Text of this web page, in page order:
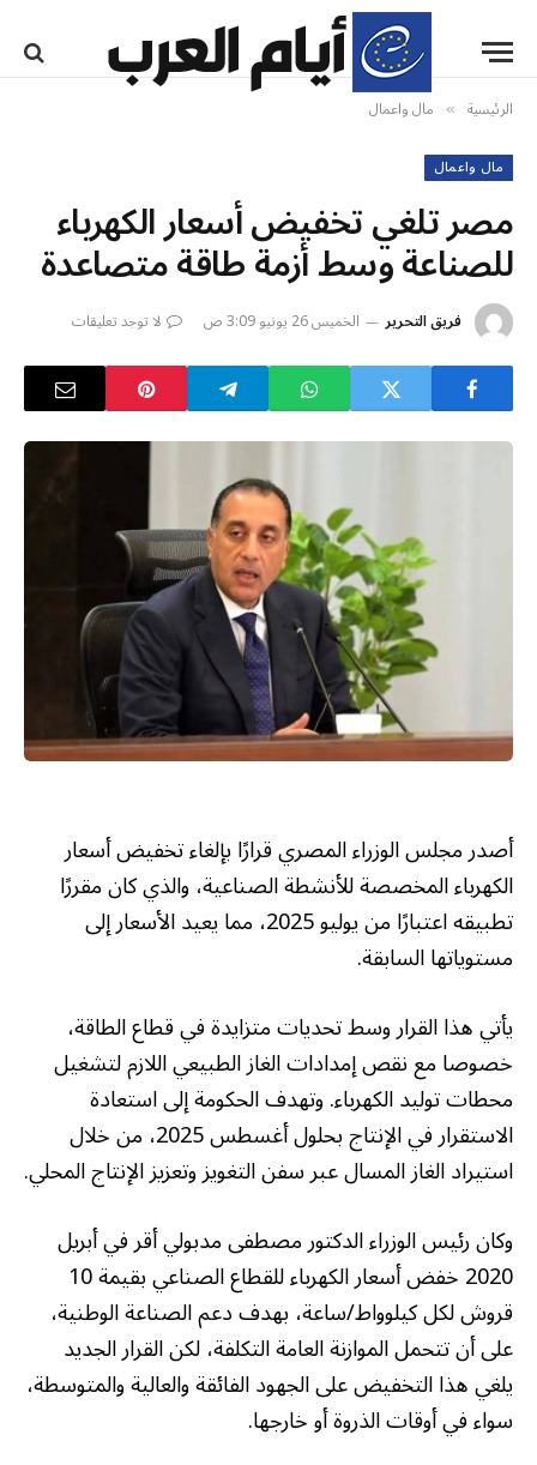
الرئيسية » مال واعمال
مال واعمال
مصر تلغي تخفيض أسعار الكهرباء
للصناعة وسط أزمة طاقة متصاعدة
فريق التحرير الخميس 26 يونيو 3:09 ص لا توجد تعليقات
أصدر مجلس الوزراء المصري قرارًا بإلغاء تخفيض أسعار
الكهرباء المخصصة للأنشطة الصناعية، والذي كان مقررًا
تطبيقه اعتبارًا من يوليو 2025، مما يعيد الأسعار إلى
مستوياتها السابقة.
يأتي هذا القرار وسط تحديات متزايدة في قطاع الطاقة،
خصوصا مع نقص إمدادات الغاز الطبيعي اللازم لتشغيل
محطات توليد الكهرباء. وتهدف الحكومة إلى استعادة
الاستقرار في الإنتاج بحلول أغسطس 2025، من خلال
استيراد الغاز المسال عبر سفن التغويز وتعزيز الإنتاج المحلي.
وكان رئيس الوزراء الدكتور مصطفى مدبولي أقر في أبريل
2020 خفض أسعار الكهرباء للقطاع الصناعي بقيمة 10
قروش لكل كيلوواط/ساعة، بهدف دعم الصناعة الوطنية،
على أن تتحمل الموازنة العامة التكلفة، لكن القرار الجديد
يلغي هذا التخفيض على الجهود الفائقة والعالية والمتوسطة،
سواء في أوقات الذروة أو خارجها.